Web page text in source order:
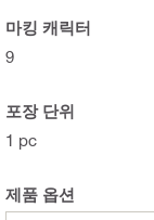
마킹 캐릭터
9
포장 단위
1 pc
제품 옵션